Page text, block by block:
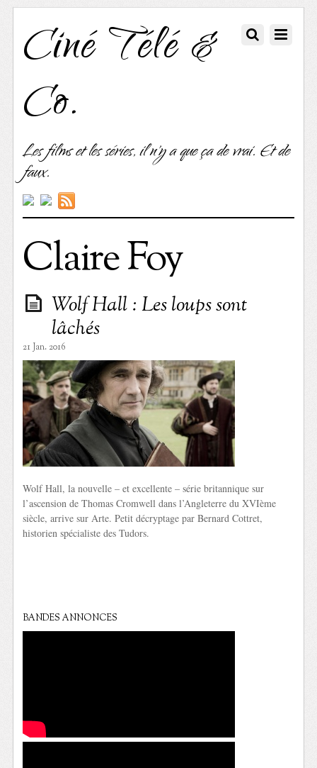
Ciné Télé &
Co.
Les films et les séries, il n'y a que ça de vrai. Et de
faux.
Claire Foy
Wolf Hall : Les loups sont
lâchés
21 Jan. 2016
Wolf Hall, la nouvelle – et excellente – série britannique sur
l’ascension de Thomas Cromwell dans l’Angleterre du XVIème
siècle, arrive sur Arte. Petit décryptage par Bernard Cottret,
historien spécialiste des Tudors.
BANDES ANNONCES